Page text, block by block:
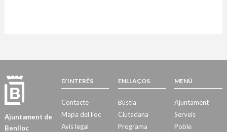
Ajuntament de
Benlloc
D’INTERÉS
Contacte
Mapa del lloc
Avís legal
ENLLAÇOS
Bústia
Ciutadana
Programa
MENÚ
Ajuntament
Serveis
Poble